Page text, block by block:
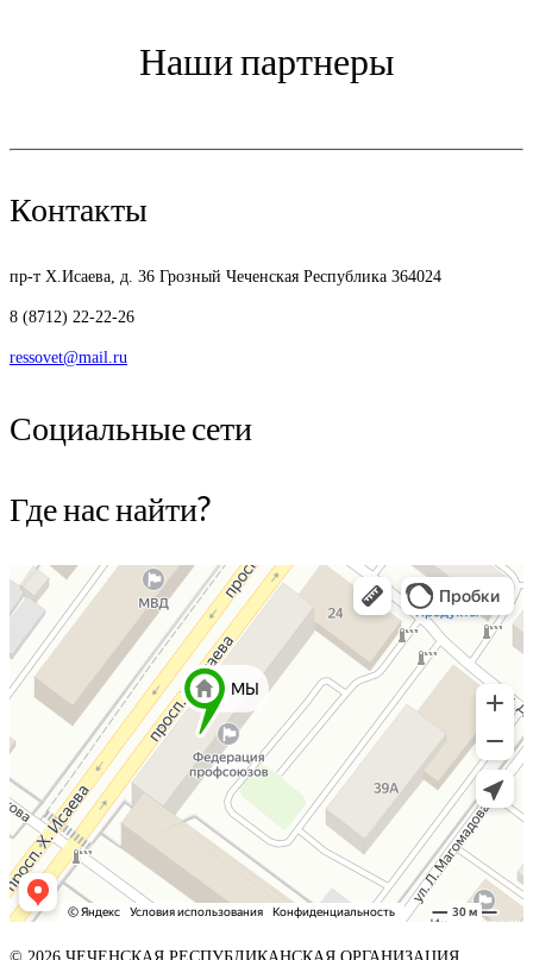
Наши партнеры
Контакты
пр-т Х.Исаева, д. 36 Грозный Чеченская Республика 364024
8 (8712) 22-22-26
ressovet@mail.ru
Социальные сети
Где нас найти?